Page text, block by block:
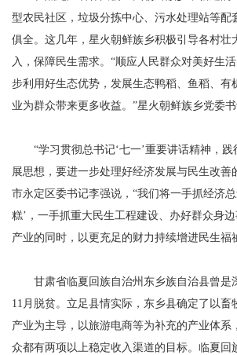
型农民社区，垃圾分拣中心、污水处理站等配
俱全。这几年，星火朝鲜族乡积极引导各村壮
入，保障民生需求。“顺应人民群众对美好生
步利用好生态优势，发展生态鸭稻、鱼稻、有
业为群众带来更多收益。”星火朝鲜族乡党委书
“学习贯彻总书记‘七一’重要讲话精神，践
展思想，要进一步处理好经济发展与民生改善
市永定区委书记李强说，“我们将一手抓经济
糕’，一手抓重大民生工程建设、办好群众身
产业的同时，以更充足的财力持续增进民生福
甘肃省临夏回族自治州东乡族自治县曾是
11月脱贫。立足县情实际，东乡县确定了以畜
产业为主导，以旅游电商等为补充的产业体系
众都有两项以上稳定收入渠道的目标。临夏回